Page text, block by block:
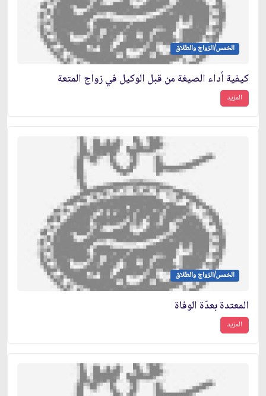
الخمس/الزواج والطلاق
كيفية أداء الصيغة من قبل الوكيل في زواج المتعة
المزيد
الخمس/الزواج والطلاق
المعتدة بعدّة الوفاة
المزيد